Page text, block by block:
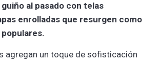
al pasado con telas
enrolladas que resurgen como
agregan un toque de sofisticación